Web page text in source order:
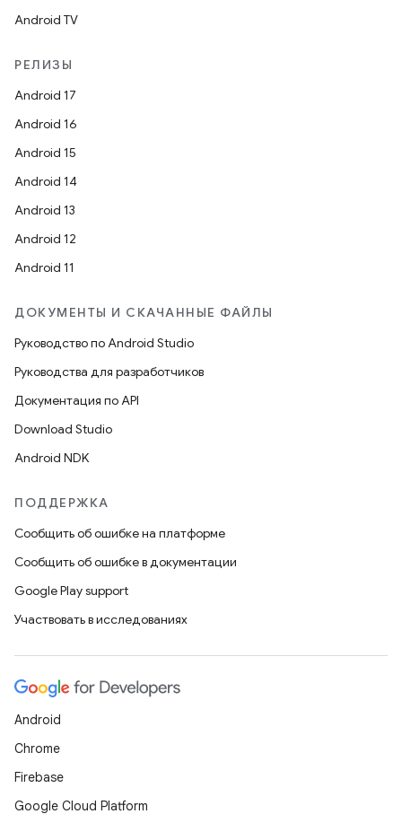
Android TV
РЕЛИЗЫ
Android 17
Android 16
Android 15
Android 14
Android 13
Android 12
Android 11
ДОКУМЕНТЫ И СКАЧАННЫЕ ФАЙЛЫ
Руководство по Android Studio
Руководства для разработчиков
Документация по API
Download Studio
Android NDK
ПОДДЕРЖКА
Сообщить об ошибке на платформе
Сообщить об ошибке в документации
Google Play support
Участвовать в исследованиях
Android
Chrome
Firebase
Google Cloud Platform